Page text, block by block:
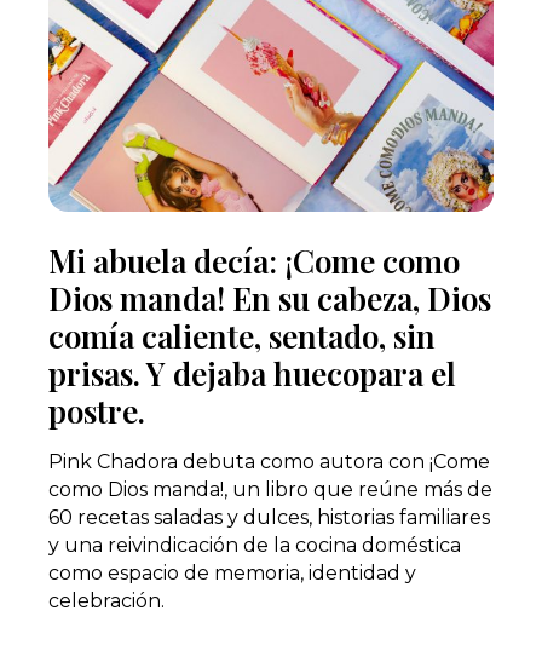
Mi abuela decía: ¡Come como
Dios manda! En su cabeza, Dios
comía caliente, sentado, sin
prisas. Y dejaba huecopara el
postre.
Pink Chadora debuta como autora con ¡Come
como Dios manda!, un libro que reúne más de
60 recetas saladas y dulces, historias familiares
y una reivindicación de la cocina doméstica
como espacio de memoria, identidad y
celebración.